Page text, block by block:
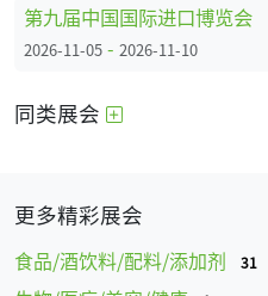
第九届中国国际进口博览会
2026-11-05 - 2026-11-10
同类展会
更多精彩展会
食品/酒饮料/配料/添加剂 31